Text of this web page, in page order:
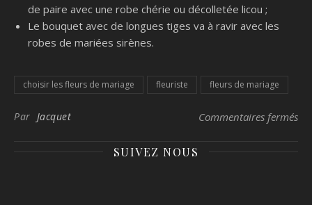
de paire avec une robe chérie ou décolletée licou ;
Le bouquet avec de longues tiges va à ravir avec les
robes de mariées sirènes.
choisir les fleurs de mariage fleuriste fleurs de mariage
Par Jacquet Commentaires fermés
SUIVEZ NOUS